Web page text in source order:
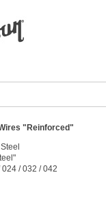
"Reinforced"
/ 032 / 042